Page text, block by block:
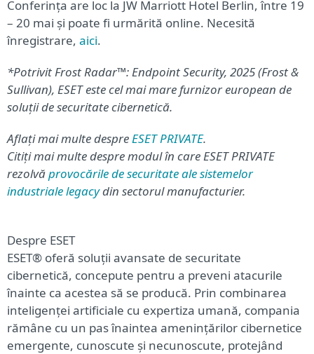
Conferința are loc la JW Marriott Hotel Berlin, între 19
– 20 mai și poate fi urmărită online. Necesită
înregistrare, aici.
*Potrivit Frost Radar™: Endpoint Security, 2025 (Frost &
Sullivan), ESET este cel mai mare furnizor european de
soluții de securitate cibernetică.
Aflați mai multe despreESET PRIVATE.
Citiți mai multe despre modul în care ESET PRIVATE
rezolvăprovocările de securitate ale sistemelor
industriale legacydin sectorul manufacturier.
Despre ESET
ESET® oferă soluții avansate de securitate
cibernetică, concepute pentru a preveni atacurile
înainte ca acestea să se producă. Prin combinarea
inteligenței artificiale cu expertiza umană, compania
rămâne cu un pas înaintea amenințărilor cibernetice
emergente, cunoscute și necunoscute, protejând